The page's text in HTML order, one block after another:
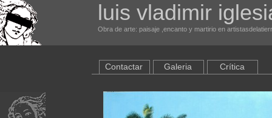
luis vladimir
Obra de arte: paisaje ,encanto y martirio en
Contactar Galeria Crítica